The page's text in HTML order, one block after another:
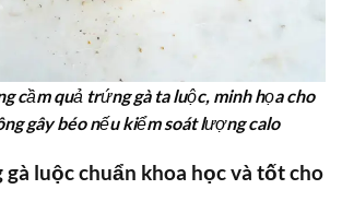
cầm quả trứng gà ta luộc, minh họa cho
gây béo nếu kiểm soát lượng calo
luộc chuẩn khoa học và tốt cho